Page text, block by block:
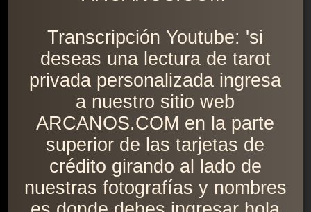
Transcripción Youtube: 'si
deseas una lectura de tarot
privada personalizada ingresa
a nuestro sitio web
ARCANOS.COM en la parte
superior de las tarjetas de
crédito girando al lado de
nuestras fotografías y nombres